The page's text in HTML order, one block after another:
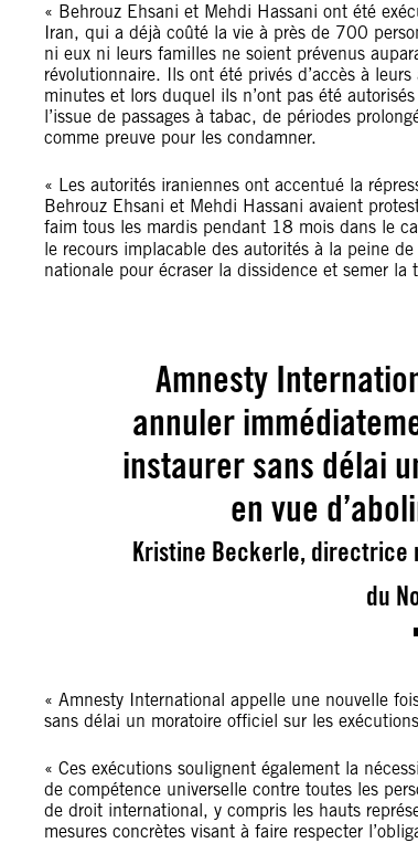
« Behrouz Ehsani et Mehdi Hassani ont été
Iran, qui a déjà coûté la vie à près de 700
ni eux ni leurs familles ne soient prévenus
révolutionnaire. Ils ont été privés d’accès à
minutes et lors duquel ils n’ont pas été
l’issue de passages à tabac, de périodes
comme preuve pour les condamner.
« Les autorités iraniennes ont accentué la
Behrouz Ehsani et Mehdi Hassani avaient
faim tous les mardis pendant 18 mois dans le
le recours implacable des autorités à la peine
nationale pour écraser la dissidence et semer
Amnesty
annuler
instaurer sans délai
en vue
Kristine Beckerle, directrice
du
« Amnesty International appelle une nouvelle
sans délai un moratoire officiel sur les
« Ces exécutions soulignent également la
de compétence universelle contre toutes les
de droit international, y compris les hauts
mesures concrètes visant à faire respecter